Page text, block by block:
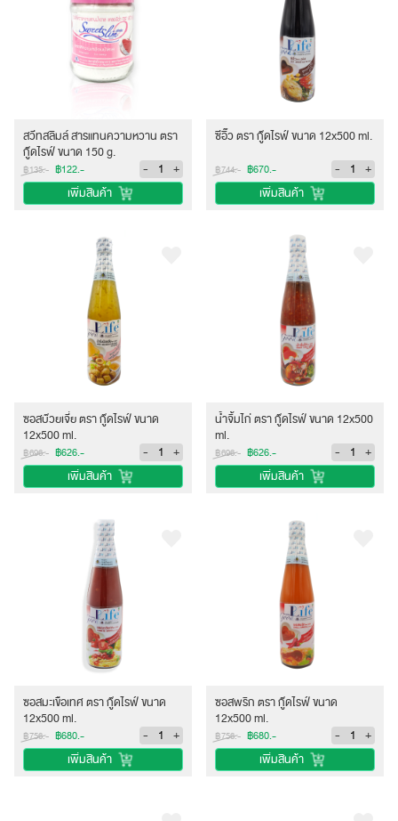
สวีทสลิมล์ สารแทนความหวาน ตรา
กู๊ดไรฟ์ ขนาด 150 g.
฿135.- ฿122.- -
+
เพิ่มสินค้า
ซีอิ๊ว ตรา กู๊ดไรฟ์ ขนาด 12x500 ml.
฿744.- ฿670.- -
+
เพิ่มสินค้า
ซอสบ๊วยเจี่ย ตรา กู๊ดไรฟ์ ขนาด
12x500 ml.
฿696.- ฿626.- -
+
เพิ่มสินค้า
น้ำจิ้มไก่ ตรา กู๊ดไรฟ์ ขนาด 12x500
ml.
฿696.- ฿626.- -
+
เพิ่มสินค้า
ซอสมะเขือเทศ ตรา กู๊ดไรฟ์ ขนาด
12x500 ml.
฿756.- ฿680.- -
+
เพิ่มสินค้า
ซอสพริก ตรา กู๊ดไรฟ์ ขนาด
12x500 ml.
฿756.- ฿680.- -
+
เพิ่มสินค้า